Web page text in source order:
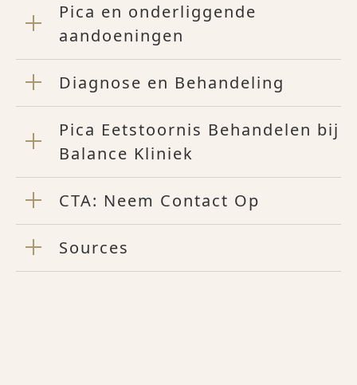
Pica en onderliggende
aandoeningen
Diagnose en Behandeling
Pica Eetstoornis Behandelen bij
Balance Kliniek
CTA: Neem Contact Op
Sources